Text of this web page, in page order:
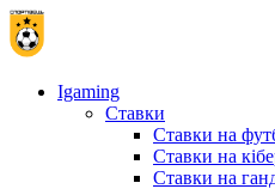
Igaming
Ставки
Ставки на
Ставки на
Ставки на